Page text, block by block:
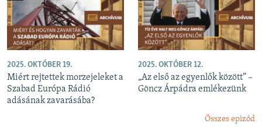
2025. OKTÓBER 19.
Miért rejtettek morzejeleket a
Szabad Európa Rádió
adásának zavarásába?
2025. OKTÓBER 12.
„Az első az egyenlők között” –
Göncz Árpádra emlékezünk
Összes epizód